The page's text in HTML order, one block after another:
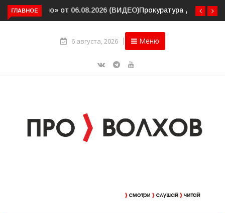
ГЛАВНОЕ
Прокуратура держит на контроле организацию
пассажирских перевозок в Волховском районе
6 августа, 2026